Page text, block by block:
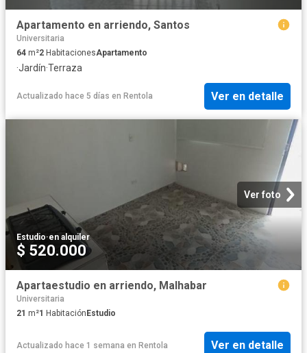
Apartamento en arriendo, Santos
Universitaria
64 m²2 HabitacionesApartamento
·Jardín·Terraza
Actualizado hace 5 días en Rentola Ver en detalle
Ver foto
Estudio·en alquiler
$ 520.000
Apartaestudio en arriendo, Malhabar
Universitaria
21 m²1 HabitaciónEstudio
Actualizado hace 1 semana en Rentola Ver en detalle